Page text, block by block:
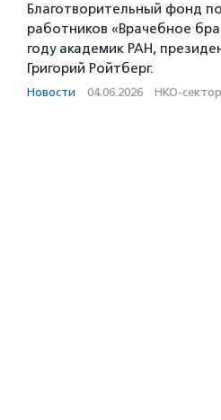
Благотворительный фонд
работников «Врачебное
году академик РАН,
Григорий Ройтберг.
Новости · 04.06.2026 · НКО-сектор